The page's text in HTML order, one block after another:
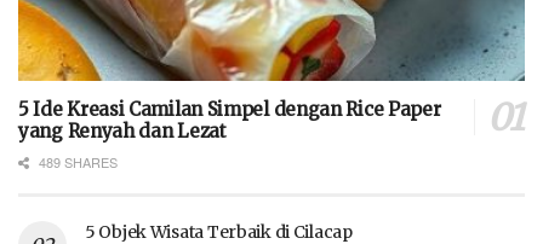
5 Ide Kreasi Camilan Simpel dengan Rice Paper
yang Renyah dan Lezat
489 SHARES
5 Objek Wisata Terbaik di Cilacap